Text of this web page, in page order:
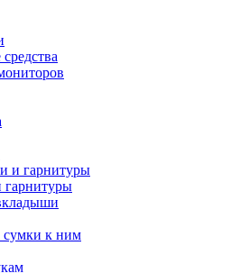
и гарнитуры
сумки к ним